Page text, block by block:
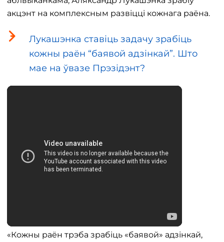
акцэнт на комплексным развіцці кожнага раёна.
Лукашэнка ставіць задачу зрабіць
кожны раён “баявой адзінкай”. Што
мае на ўвазе Прэзідэнт?
«Кожны раён трэба зрабіць «баявой» адзінкай,